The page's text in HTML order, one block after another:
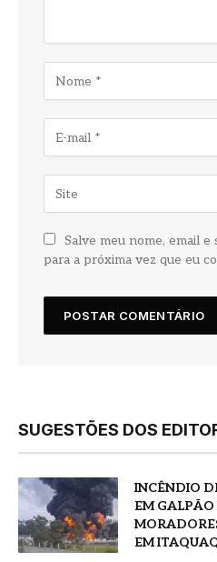
Salve meu nome, email
para a próxima vez que eu
SUGESTÕES DOS
INCÊNDIO
EM GALPÃO
EM